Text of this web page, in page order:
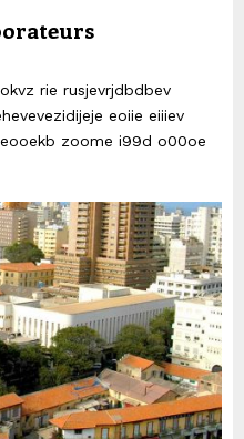
rie rusjevrjdbdbev
eoiie eiiiev
zoome i99d o00oe